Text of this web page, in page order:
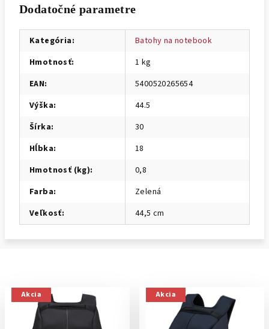
Dodatočné parametre
Kategória:
Batohy na notebook
Hmotnosť:
1 kg
EAN:
5400520265654
Výška:
44.5
Šírka:
30
Hĺbka:
18
Hmotnosť (kg):
0,8
Farba:
Zelená
Veľkosť: 44,5 cm
Akcia Akcia